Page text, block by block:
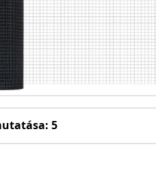
5